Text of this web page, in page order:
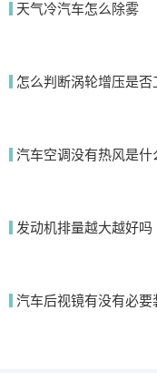
天气冷汽车怎么除雾
怎么判断涡轮增压是否
汽车空调没有热风是什
发动机排量越大越好吗
汽车后视镜有没有必要